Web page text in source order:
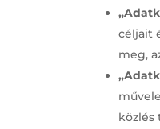
céljait
meg,
közlés